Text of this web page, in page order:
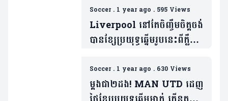
Soccer. 1 year ago . 595 Views
Liverpool នៅតែចិញ្ចឹមចិត្តចង់
បានខ្សែប្រយុទ្ធឆ្នើមរូបនេះពីក្លឹប
Soccer. 1 year ago . 630 Views
ម្តងជា២ដង! MAN UTD ដេញ